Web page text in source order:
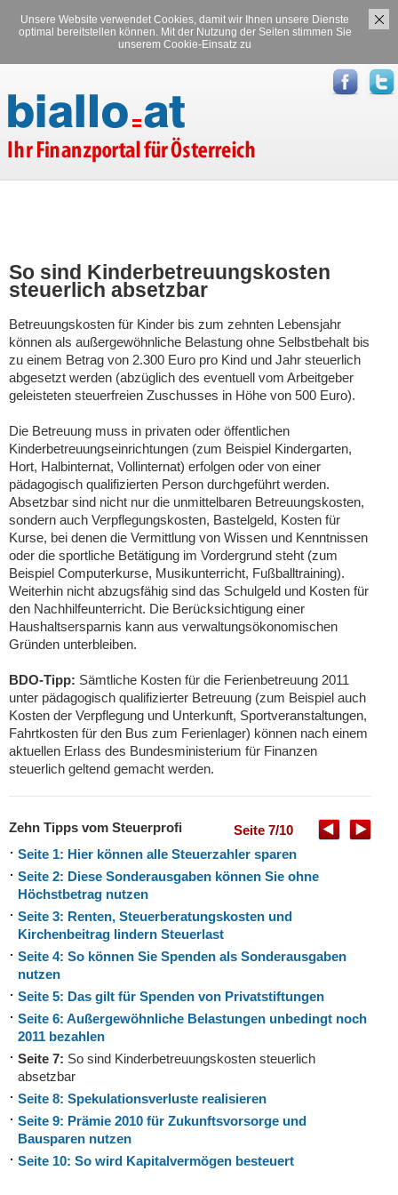
Unsere Website verwendet Cookies, damit wir Ihnen unsere Dienste
optimal bereitstellen können. Mit der Nutzung der Seiten stimmen Sie
unserem Cookie-Einsatz zu
Versicherungen Stromvergleich
So sind Kinderbetreuungskosten
steuerlich absetzbar
Betreuungskosten für Kinder bis zum zehnten Lebensjahr
können als außergewöhnliche Belastung ohne Selbstbehalt bis
zu einem Betrag von 2.300 Euro pro Kind und Jahr steuerlich
abgesetzt werden (abzüglich des eventuell vom Arbeitgeber
geleisteten steuerfreien Zuschusses in Höhe von 500 Euro).
Die Betreuung muss in privaten oder öffentlichen
Kinderbetreuungseinrichtungen (zum Beispiel Kindergarten,
Hort, Halbinternat, Vollinternat) erfolgen oder von einer
pädagogisch qualifizierten Person durchgeführt werden.
Absetzbar sind nicht nur die unmittelbaren Betreuungskosten,
sondern auch Verpflegungskosten, Bastelgeld, Kosten für
Kurse, bei denen die Vermittlung von Wissen und Kenntnissen
oder die sportliche Betätigung im Vordergrund steht (zum
Beispiel Computerkurse, Musikunterricht, Fußballtraining).
Weiterhin nicht abzugsfähig sind das Schulgeld und Kosten für
den Nachhilfeunterricht. Die Berücksichtigung einer
Haushaltsersparnis kann aus verwaltungsökonomischen
Gründen unterbleiben.
BDO-Tipp: Sämtliche Kosten für die Ferienbetreuung 2011
unter pädagogisch qualifizierter Betreuung (zum Beispiel auch
Kosten der Verpflegung und Unterkunft, Sportveranstaltungen,
Fahrtkosten für den Bus zum Ferienlager) können nach einem
aktuellen Erlass des Bundesministerium für Finanzen
steuerlich geltend gemacht werden.
Seite 7/10
Zehn Tipps vom Steuerprofi
Seite 1: Hier können alle Steuerzahler sparen
Seite 2: Diese Sonderausgaben können Sie ohne
Höchstbetrag nutzen
Seite 3: Renten, Steuerberatungskosten und
Kirchenbeitrag lindern Steuerlast
Seite 4: So können Sie Spenden als Sonderausgaben
nutzen
Seite 5: Das gilt für Spenden von Privatstiftungen
Seite 6: Außergewöhnliche Belastungen unbedingt noch
2011 bezahlen
Seite 7: So sind Kinderbetreuungskosten steuerlich
absetzbar
Seite 8: Spekulationsverluste realisieren
Seite 9: Prämie 2010 für Zukunftsvorsorge und
Bausparen nutzen
Seite 10: So wird Kapitalvermögen besteuert